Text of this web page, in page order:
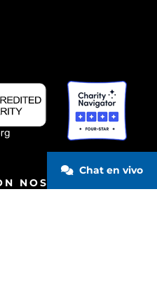
NOSOTROS
Chat en vivo